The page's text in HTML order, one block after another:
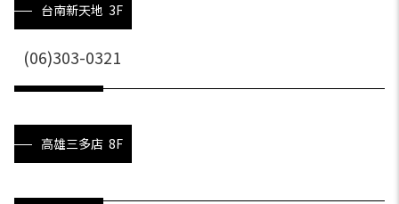
台南新天地 3F
(06)303-0321
高雄三多店 8F